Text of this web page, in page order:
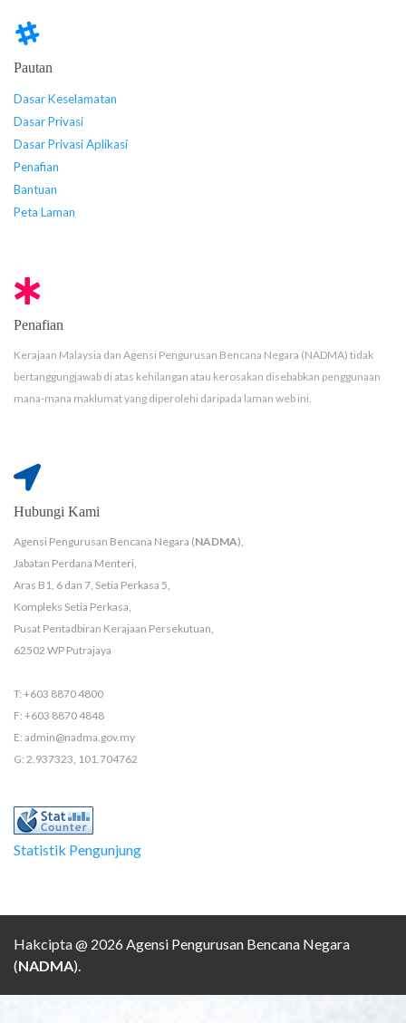
Pautan
Dasar Keselamatan
Dasar Privasi
Dasar Privasi Aplikasi
Penafian
Bantuan
Peta Laman
Penafian
Kerajaan Malaysia dan Agensi Pengurusan Bencana Negara (NADMA) tidak
bertanggungjawab di atas kehilangan atau kerosakan disebabkan penggunaan
mana-mana maklumat yang diperolehi daripada laman web ini.
Hubungi Kami
Agensi Pengurusan Bencana Negara (NADMA),
Jabatan Perdana Menteri,
Aras B1, 6 dan 7, Setia Perkasa 5,
Kompleks Setia Perkasa,
Pusat Pentadbiran Kerajaan Persekutuan,
62502 WP Putrajaya
T: +603 8870 4800
F: +603 8870 4848
E: admin@nadma.gov.my
G: 2.937323, 101.704762
Statistik Pengunjung
Hakcipta @ 2026 Agensi Pengurusan Bencana Negara
(NADMA).